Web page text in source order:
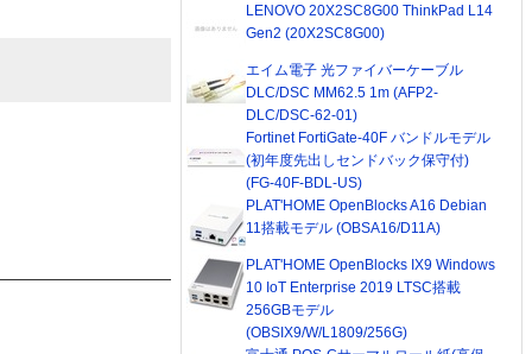
LENOVO 20X2SC8G00 ThinkPad L14
Gen2 (20X2SC8G00)
エイム電子 光ファイバーケーブル
DLC/DSC MM62.5 1m (AFP2-
DLC/DSC-62-01)
Fortinet FortiGate-40F バンドルモデル
(初年度先出しセンドバック保守付)
(FG-40F-BDL-US)
PLAT'HOME OpenBlocks A16 Debian
11搭載モデル (OBSA16/D11A)
PLAT'HOME OpenBlocks IX9 Windows
10 IoT Enterprise 2019 LTSC搭載
256GBモデル
(OBSIX9/W/L1809/256G)